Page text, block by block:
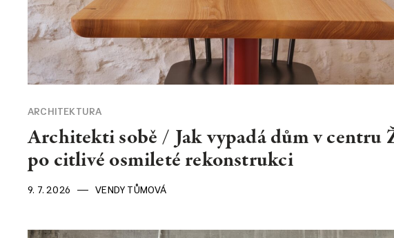
ARCHITEKTURA
Architekti sobě / Jak vypadá dům v centru
po citlivé osmileté rekonstrukci
9. 7. 2026 VENDY TŮMOVÁ